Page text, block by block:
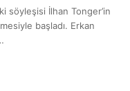
söyleşisi İlhan Tonger’in
başladı. Erkan